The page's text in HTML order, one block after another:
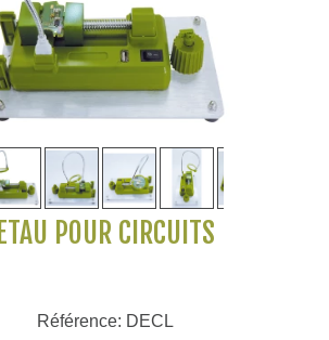
Voir plus
ÉTAU POUR CIRCUITS
Référence: DECL